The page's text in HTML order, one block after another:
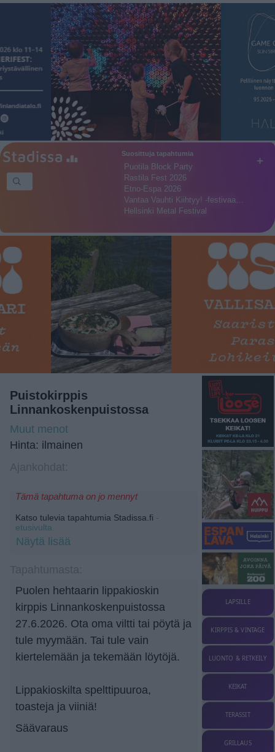
+
Suosittuja tapahtumia
Puotila Block Party
Rastila Fest 2026
Etno-Espa 2026
Vantaa Vauhti Kiihtyy! -festivaa…
Hellsinki Metal Festival
Puistokirppis
Linnankoskenpuistossa
Muut menot
Hinta: ilmainen
Tämä tapahtuma on jo mennyt
Katso tulevia tapahtumia Stadissa.fi -
etusivulta.
Näytä lisää
Puolen hehtaarin lippakioskin
kirppis Linnankoskenpuistossa
27.6.2026. Ota oma viltti tai pöytä ja
tule myymään. Tai tule vain
kiertelemään ja tekemään löytöjä.
Lippakioskilta spelttipuuroa,
toasteja ja viiniä!
Säävaraus
LAPSILLE
KIRPPIS & VINTAGE
LUONTO & RETKEILY
KEIKAT
TERASSIT
GRILLAUS